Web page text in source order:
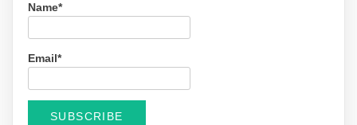
Name*
Email*